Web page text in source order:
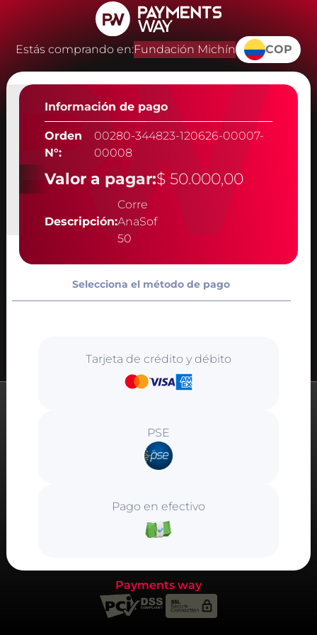
Estás comprando en:Fundación Michín COP
Información de pago
Orden
N°:
00280-344823-120626-00007-
00008
Valor a pagar:$ 50.000,00
Descripción:
Corre
AnaSof
50
Selecciona el método de pago
Tarjeta de crédito y débito
PSE
Pago en efectivo
Este pago estotalmente seguro
Payments way